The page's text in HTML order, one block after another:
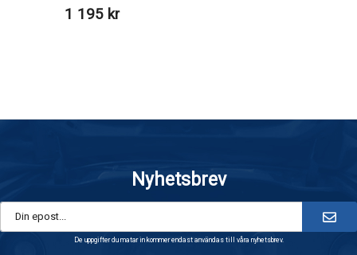
1 195 kr
Nyhetsbrev
De uppgifter du matar in kommer endast användas till våra nyhetsbrev.